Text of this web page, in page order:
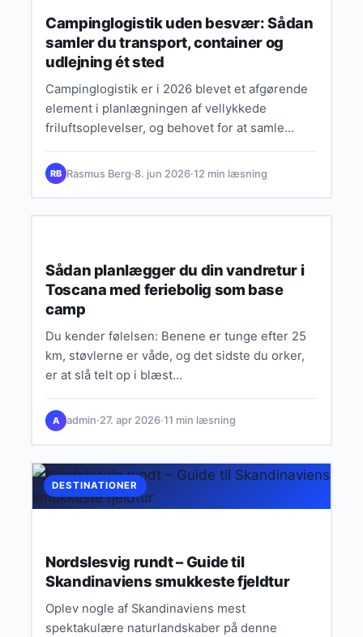
Campinglogistik uden besvær: Sådan
samler du transport, container og
udlejning ét sted
Campinglogistik er i 2026 blevet et afgørende
element i planlægningen af vellykkede
friluftsoplevelser, og behovet for at samle
RB Rasmus Berg·8. jun 2026·12 min læsning
Sådan planlægger du din vandretur i
Toscana med feriebolig som base
camp
Du kender følelsen: Benene er tunge efter 25
km, støvlerne er våde, og det sidste du orker,
er at slå telt op i blæst…
A admin·27. apr 2026·11 min læsning
DESTINATIONER
Nordslesvig rundt – Guide til
Skandinaviens smukkeste fjeldtur
Oplev nogle af Skandinaviens mest
spektakulære naturlandskaber på denne